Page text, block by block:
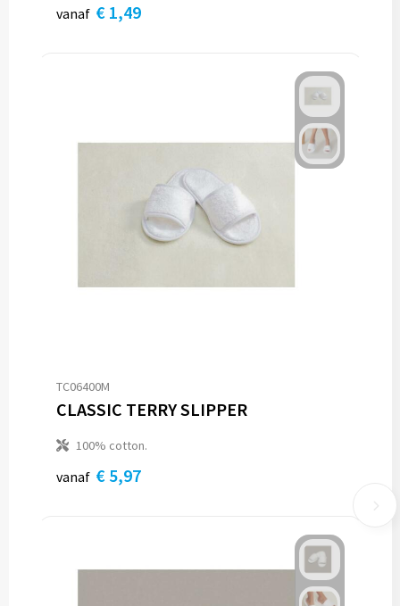
vanaf € 1,49
TC06400M
CLASSIC TERRY SLIPPER
100% cotton.
vanaf € 5,97